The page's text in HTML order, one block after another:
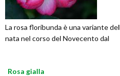
La rosa floribunda è una variante
nata nel corso del Novecento dal
Rosa gialla